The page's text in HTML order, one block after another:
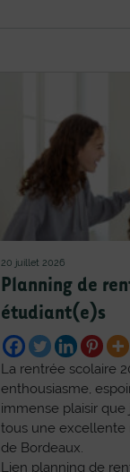
20 juillet 2026
Planning de
étudiant(e)s
La rentrée scolaire
enthousiasme,
immense plaisir
tous une excellente
de Bordeaux.
Lien planning de